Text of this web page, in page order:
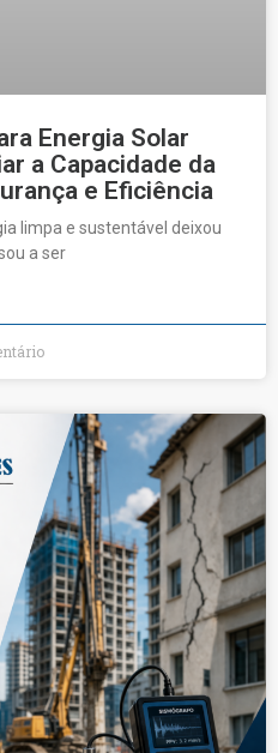
Energia Solar
a Capacidade da
e Eficiência
limpa e sustentável deixou
a ser